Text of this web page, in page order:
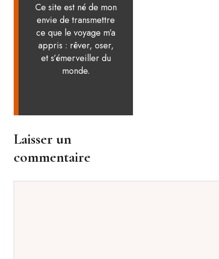
Ce site est né de mon
envie de transmettre
ce que le voyage m’a
appris : rêver, oser,
et s’émerveiller du
monde.
Laisser un
commentaire